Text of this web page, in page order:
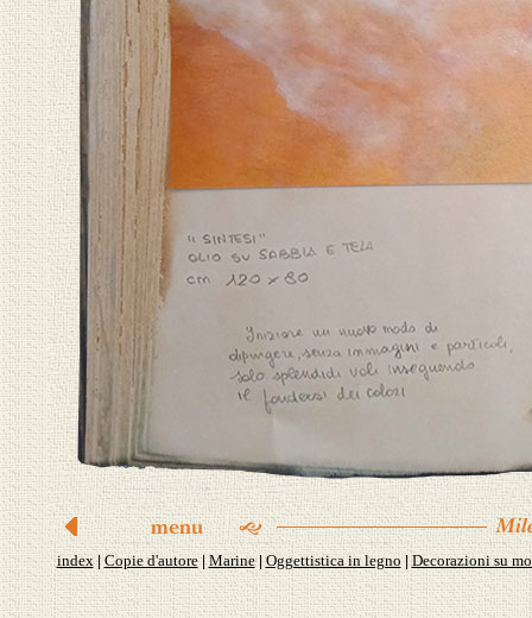
index |Copie d'autore |Marine |Oggettistica in legno |Decorazioni su